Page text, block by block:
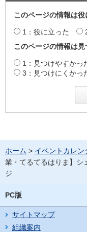
このページの情報は役
1：役に立った
このページの情報は
1：見つけやすかっ
3：見つけにくかっ
ホーム > イベントカレン
業・てるてるはりま】シ
ジ
PC版
サイトマップ
組織案内